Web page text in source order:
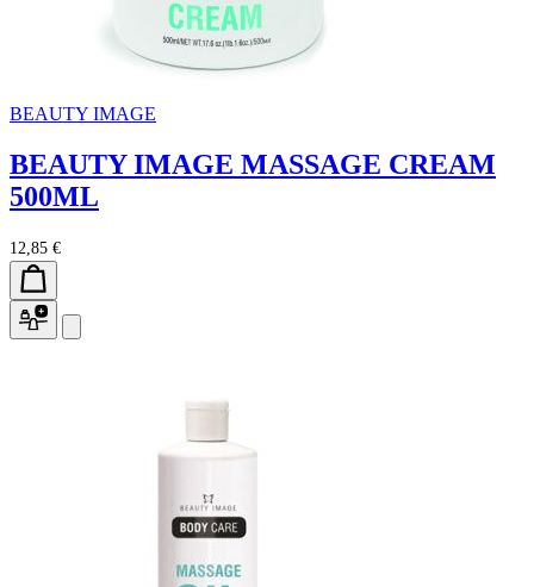
BEAUTY IMAGE
BEAUTY IMAGE MASSAGE CREAM
500ML
12,85 €